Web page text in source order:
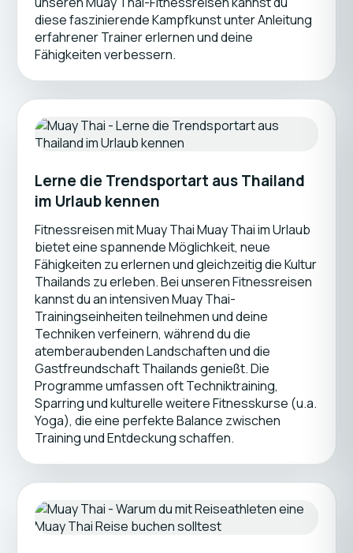
diese faszinierende Kampfkunst unter Anleitung
erfahrener Trainer erlernen und deine
Fähigkeiten verbessern.
Lerne die Trendsportart aus Thailand
im Urlaub kennen
Fitnessreisen mit Muay Thai Muay Thai im Urlaub
bietet eine spannende Möglichkeit, neue
Fähigkeiten zu erlernen und gleichzeitig die Kultur
Thailands zu erleben. Bei unseren Fitnessreisen
kannst du an intensiven Muay Thai-
Trainingseinheiten teilnehmen und deine
Techniken verfeinern, während du die
atemberaubenden Landschaften und die
Gastfreundschaft Thailands genießt. Die
Programme umfassen oft Techniktraining,
Sparring und kulturelle weitere Fitnesskurse (u.a.
Yoga), die eine perfekte Balance zwischen
Training und Entdeckung schaffen.